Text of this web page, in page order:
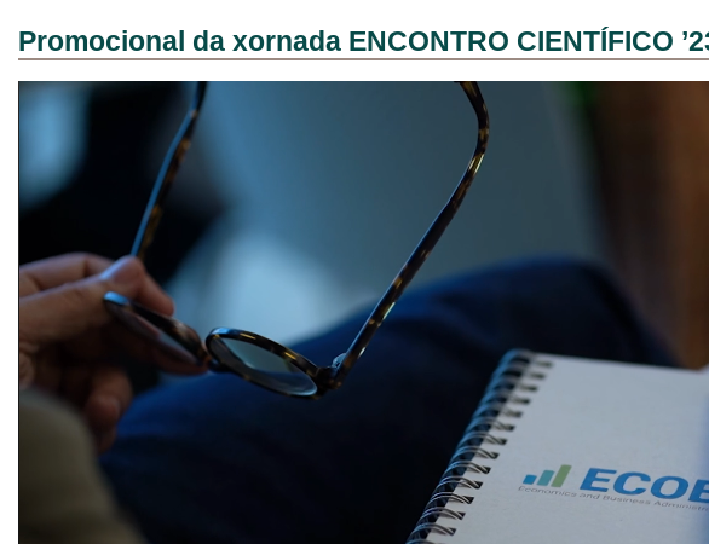
Promocional da xornada ENCONTRO CIENTÍFICO